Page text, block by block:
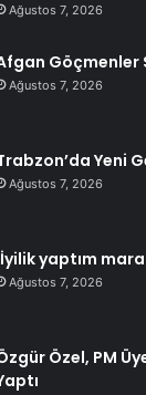
Ağustos 7, 2026
Göçmenler
Ağustos 7, 2026
Yeni
Ağustos 7, 2026
yaptım
Ağustos 7, 2026
Özel, PM